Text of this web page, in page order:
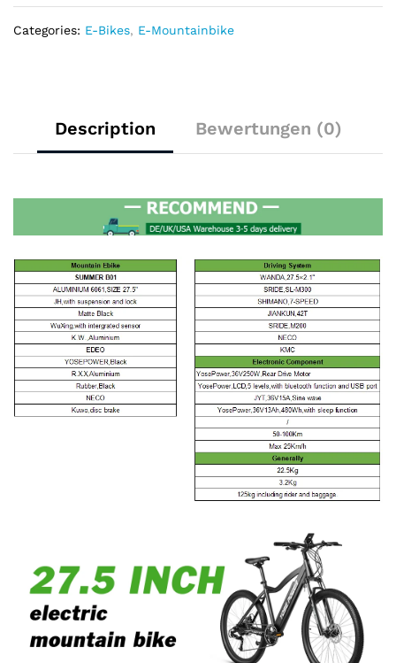
Batterie
Categories: E-Bikes, E-Mountainbike
Description Bewertungen (0)